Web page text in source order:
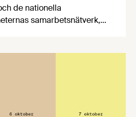
de nationella
samarbetsnätverk,